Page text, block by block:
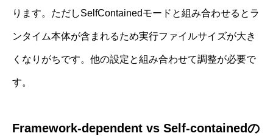
ります。ただしSelfContainedモードと組み合わせるとラ
ンタイム本体が含まれるため実行ファイルサイズが大き
くなりがちです。他の設定と組み合わせて調整が必要で
す。
Framework-dependent vs Self-containedの